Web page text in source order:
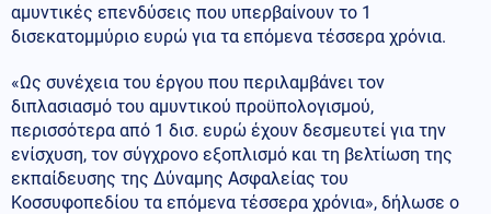
αμυντικές επενδύσεις που υπερβαίνουν το 1
δισεκατομμύριο ευρώ για τα επόμενα τέσσερα χρόνια.
«Ως συνέχεια του έργου που περιλαμβάνει τον
διπλασιασμό του αμυντικού προϋπολογισμού,
περισσότερα από 1 δισ. ευρώ έχουν δεσμευτεί για την
ενίσχυση, τον σύγχρονο εξοπλισμό και τη βελτίωση της
εκπαίδευσης της Δύναμης Ασφαλείας του
Κοσσυφοπεδίου τα επόμενα τέσσερα χρόνια», δήλωσε ο